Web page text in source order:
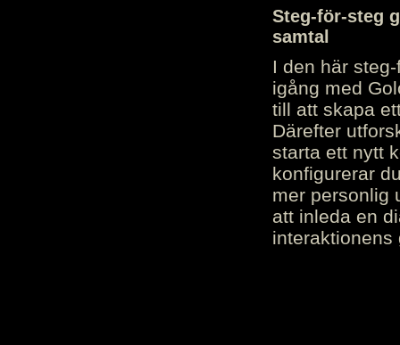
Steg-för-steg
samtal
I den här
igång med
till att skapa
Därefter
starta ett nytt
konfigurerar
mer personlig
att inleda en
interaktionens